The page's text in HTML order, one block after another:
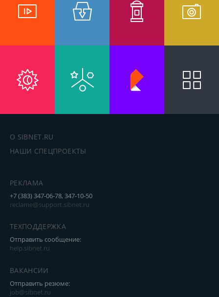
О SIBNET.RU
НАШИ СПЕЦПРОЕКТЫ
РЕКЛАМА
+7 (383) 347-06-78, 347-10-50
reclame@support.sibnet.ru
ТЕХПОДДЕРЖКА
Отправить сообщение:
help.sibnet.ru
ВАКАНСИИ
Отправить резюме:
job@sibnet.ru